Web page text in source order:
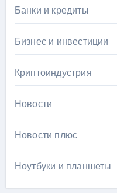
Банки и кредиты
Бизнес и инвестиции
Криптоиндустрия
Новости
Новости плюс
Ноутбуки и планшеты